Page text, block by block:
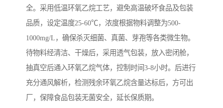
全。采用低温环氧乙烷工艺，避免高温破坏食品及包装
品质，设定温度25-60℃，浓度根据物料调整为500-
1000mg/L，确保杀灭细菌、真菌、芽孢等各类微生物。
待物料经清洁、干燥后，采用透气包装，放入密闭舱，
抽真空后通入环氧乙烷气体，控制时间3-8小时。后进行
充分通风解析，检测残余环氧乙烷含量达标后，方可出
厂，保障食品包装无菌安全，延长保质期。